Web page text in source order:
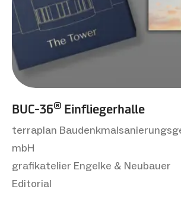
BUC-36® Einfliegerhalle
terraplan
mbH
grafikatelier Engelke & Neubauer
Editorial